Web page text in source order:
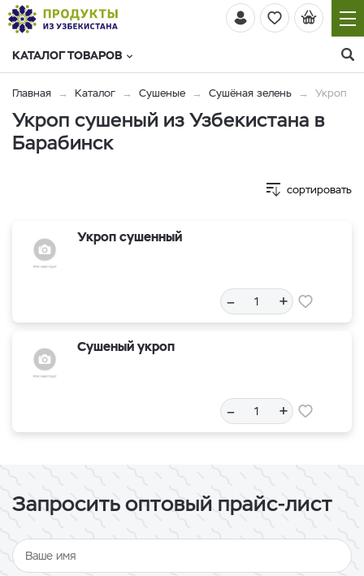
КАТАЛОГ ТОВАРОВ
Главная Каталог Сушеные Cушёная зелень Укроп
Укроп сушеный из Узбекистана в
Барабинск
сортировать
Укроп сушенный
– +
Сушеный укроп
– +
Запросить оптовый прайс-лист